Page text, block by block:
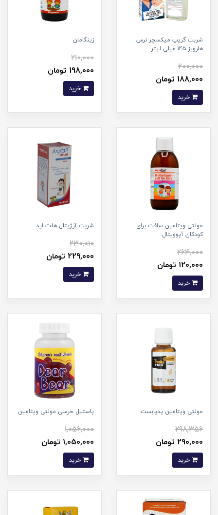
شربت گریپ میکسچر نرس
هارویز ۱۴۵ میلی لیتر
200,000
188,000 تومان
زینگامان
210,000
198,000 تومان
مولتی ویتامین سافت برای
کودکان آپوویتال
264,000
120,000 تومان
شربت آرژیتال هلث اید
230,010
229,000 تومان
مولتی ویتامین پدیابست
298,356
290,000 تومان
پاستیل خرسی مولتی ویتامین
1,056,000
1,050,000 تومان